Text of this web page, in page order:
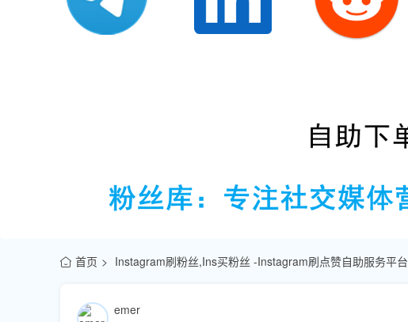
首页 Instagram刷粉丝,Ins买粉丝 -Instagram刷点赞自助服务平台
emer